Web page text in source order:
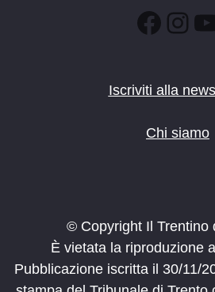
Iscriviti alla
Chi siamo
© Copyright Il Trentino
È vietata la riproduzione
Pubblicazione iscritta il 30/11/